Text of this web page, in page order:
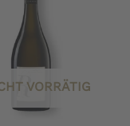
VORRÄTIG